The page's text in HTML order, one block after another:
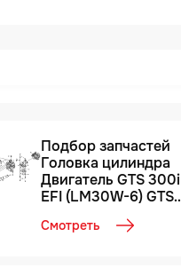
Подбор запчастей
Головка цилиндра
Двигатель GTS 300i
EFI (LM30W-6) GTS
Смотреть